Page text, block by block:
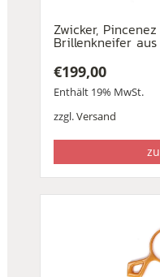
Zwicker,
Brillenkneifer
€199,00
Enthält 19% MwSt.
zzgl.Versand